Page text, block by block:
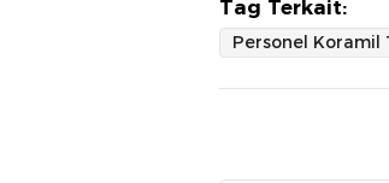
Tag Terkait: